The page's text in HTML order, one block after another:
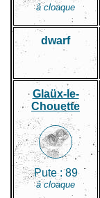
à cloaque
dwarf
Glaüx-le-
Chouette
Pute :89
à cloaque